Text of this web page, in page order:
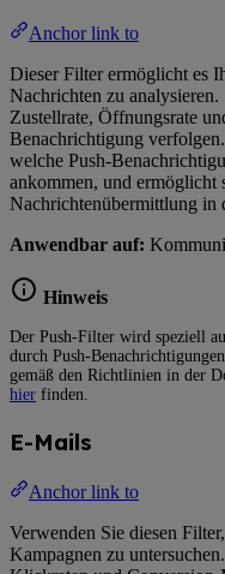
Anchor link to
Dieser Filter ermöglicht es
Nachrichten zu
Zustellrate, Öffnungsrate
Benachrichtigung
welche Push-
ankommen, und ermöglicht
Nachrichtenübermittlung in
Anwendbar auf:
Hinweis
Der Push-Filter wird speziell
durch Push-
gemäß den Richtlinien in der
hier finden.
E-Mails
Anchor link to
Verwenden Sie diesen
Kampagnen zu